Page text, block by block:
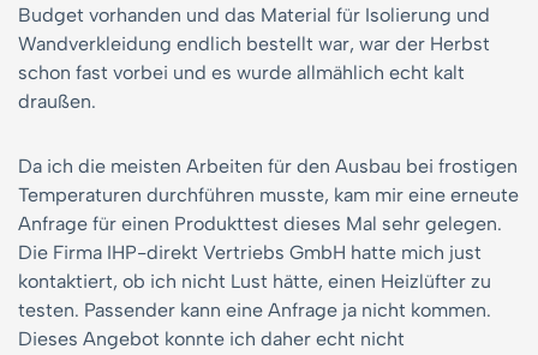
Budget vorhanden und das Material für Isolierung und
Wandverkleidung endlich bestellt war, war der Herbst
schon fast vorbei und es wurde allmählich echt kalt
draußen.
Da ich die meisten Arbeiten für den Ausbau bei frostigen
Temperaturen durchführen musste, kam mir eine erneute
Anfrage für einen Produkttest dieses Mal sehr gelegen.
Die Firma IHP-direkt Vertriebs GmbH hatte mich just
kontaktiert, ob ich nicht Lust hätte, einen Heizlüfter zu
testen. Passender kann eine Anfrage ja nicht kommen.
Dieses Angebot konnte ich daher echt nicht